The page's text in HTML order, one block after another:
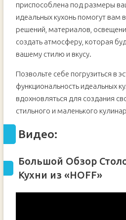
приспособлена под размеры
идеальных кухонь помогут вам
решений, материалов,
создать атмосферу, которая
вашему стилю и вкусу.
Позвольте себе погрузиться в
функциональность идеальных
вдохновляться для создания
стильного и маленького
Видео:
Большой Обзор
Кухни из «HOFF»